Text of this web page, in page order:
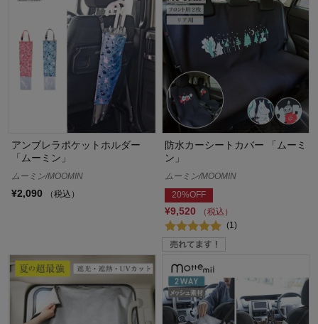
アンブレラポケットホルダー
「ムーミン」
ムーミン/MOOMIN
¥2,090 （税込）
防水カーシートカバー 「ムーミ
ン」
ムーミン/MOOMIN
20%OFF
¥9,520
（税込）
(1)